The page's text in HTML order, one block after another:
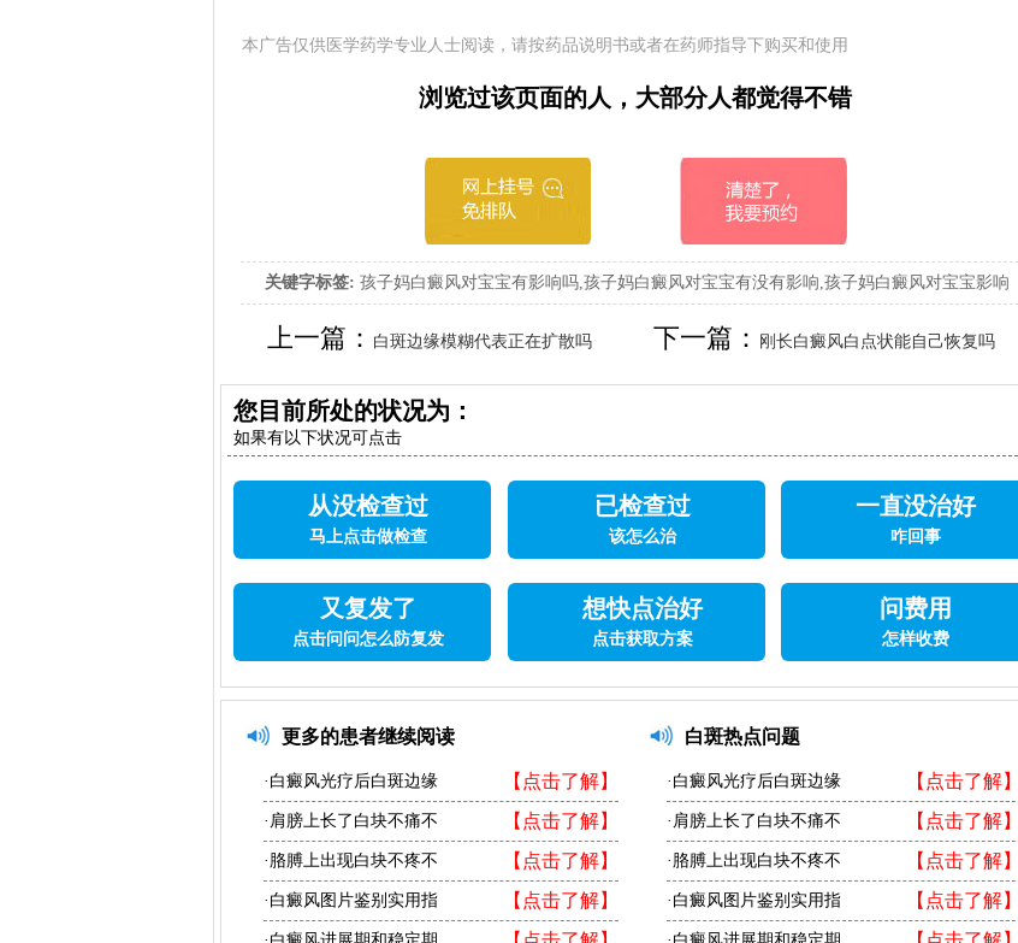
本广告仅供医学药学专业人士阅读，请按药品说明书或者在药师指导下购买和使用
浏览过该页面的人，大部分人都觉得不错
关键字标签: 孩子妈白癜风对宝宝有影响吗,孩子妈白癜风对宝宝有没有影响,孩子妈白癜风对宝宝影响
上一篇： 白斑边缘模糊代表正在扩散吗 下一篇： 刚长白癜风白点状能自己恢复吗
您目前所处的状况为：
如果有以下状况可点击
从没检查过
马上点击做检查
已检查过
该怎么治
一直没治好
咋回事
又复发了
点击问问怎么防复发
想快点治好
点击获取方案
问费用
怎样收费
更多的患者继续阅读
【点击了解】
·白癜风光疗后白斑边缘
【点击了解】
·肩膀上长了白块不痛不
【点击了解】
·胳膊上出现白块不疼不
【点击了解】
·白癜风图片鉴别实用指
白斑热点问题
【点击了解】
·白癜风光疗后白斑边缘
【点击了解】
·肩膀上长了白块不痛不
【点击了解】
·胳膊上出现白块不疼不
【点击了解】
·白癜风图片鉴别实用指